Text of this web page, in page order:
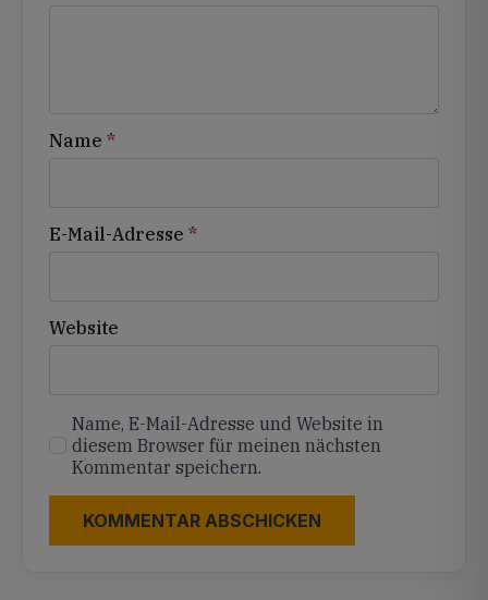
Name *
E-Mail-Adresse *
Website
Name, E-Mail-Adresse und Website in
diesem Browser für meinen nächsten
Kommentar speichern.